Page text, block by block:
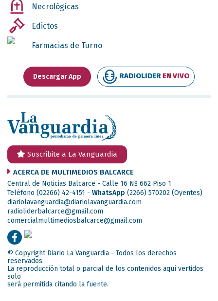
Necrológícas
Edictos
Farmacias de Turno
Descargar App RADIOLIDER EN VIVO
Suscribite a La Vanguardia
ACERCA DE MULTIMEDIOS BALCARCE
Central de Noticias Balcarce - Calle 16 Nº 662 Piso 1
Teléfono (02266) 42-4151 - WhatsApp (2266) 570202 (Oyentes)
diariolavanguardia@diariolavanguardia.com
radioliderbalcarce@gmail.com
comercialmultimediosbalcarce@gmail.com
© Copyright Diario La Vanguardia - Todos los derechos
reservados.
La reproducción total o parcial de los contenidos aquí vertidos
solo
será permitida citando la fuente.